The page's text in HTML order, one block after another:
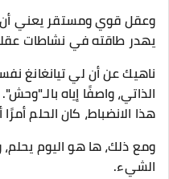
وعقل قوي ومستقر يعني أن
يهدر طاقته في نشاطات
ناهيك عن أن لي تيانغانغ
الذاتي، واصفًا إياه
هذا الانضباط، كان الحلم
ومع ذلك، ها هو اليوم
الشيء.